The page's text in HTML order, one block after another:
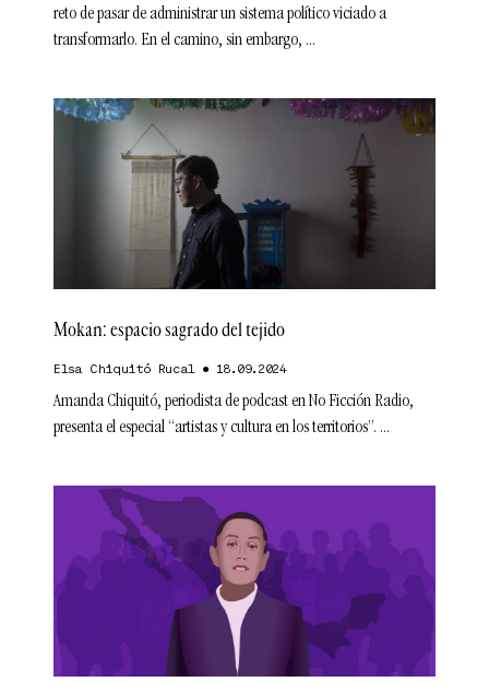
reto de pasar de administrar un sistema político viciado a
transformarlo. En el camino, sin embargo,
Mokan: espacio sagrado del tejido
Elsa Chiquitó Rucal 18.09.2024
Amanda Chiquitó, periodista de podcast en No Ficción Radio,
presenta el especial “artistas y cultura en los territorios”.